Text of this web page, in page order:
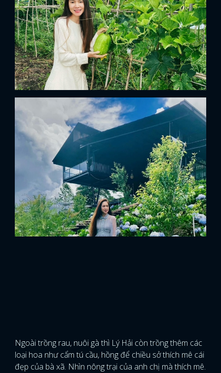
Ngoài trồng rau, nuôi gà thì Lý Hải còn trồng thêm các
loại hoa như cẩm tú cầu, hồng để chiều sở thích mê cái
đẹp của bà xã. Nhìn nông trại của anh chị mà thích mê.